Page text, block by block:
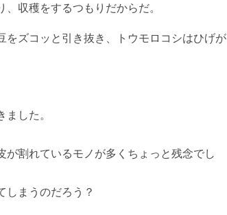
収穫をするつもりだからだ。
ズコッと引き抜き、トウモロコシはひげが
した。
が割れているモノが多くちょっと残念でし
しまうのだろう？